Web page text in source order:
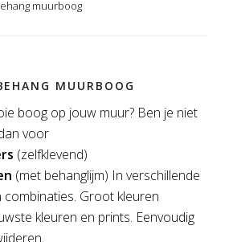
muurboog
MUURBOOG
boog op jouw muur? Ben je niet
voor
(zelfklevend)
(met behanglijm) In verschillende
combinaties. Groot kleuren
kleuren en prints. Eenvoudig